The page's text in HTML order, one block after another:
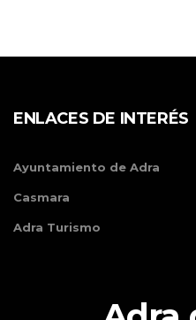
ENLACES DE INTERÉS
Ayuntamiento de Adra
Casmara
Adra Turismo